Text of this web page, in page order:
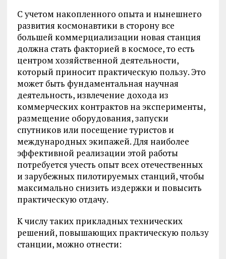
С учетом накопленного опыта и нынешнего
развития космонавтики в сторону все
большей коммерциализации новая станция
должна стать факторией в космосе, то есть
центром хозяйственной деятельности,
который приносит практическую пользу. Это
может быть фундаментальная научная
деятельность, извлечение дохода из
коммерческих контрактов на эксперименты,
размещение оборудования, запуски
спутников или посещение туристов и
международных экипажей. Для наиболее
эффективной реализации этой работы
потребуется учесть опыт всех отечественных
и зарубежных пилотируемых станций, чтобы
максимально снизить издержки и повысить
практическую отдачу.
К числу таких прикладных технических
решений, повышающих практическую пользу
станции, можно отнести: